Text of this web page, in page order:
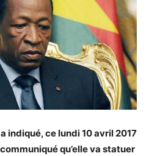
indiqué, ce lundi 10 avril 2017
qu’elle va statuer